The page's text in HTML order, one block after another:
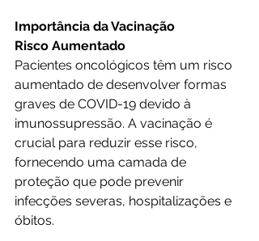
Importância da Vacinação
Risco Aumentado
Pacientes oncológicos têm um risco
aumentado de desenvolver formas
graves de COVID-19 devido à
imunossupressão. A vacinação é
crucial para reduzir esse risco,
fornecendo uma camada de
proteção que pode prevenir
infecções severas, hospitalizações e
óbitos.